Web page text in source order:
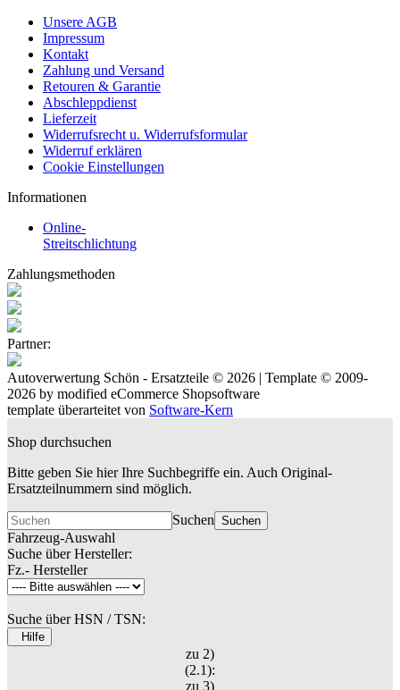
Unsere AGB
Impressum
Kontakt
Zahlung und Versand
Retouren & Garantie
Abschleppdienst
Lieferzeit
Widerrufsrecht u. Widerrufsformular
Widerruf erklären
Cookie Einstellungen
Informationen
Online-
Streitschlichtung
Zahlungsmethoden
Partner:
Autoverwertung Schön - Ersatzteile © 2026 | Template © 2009-
2026 by modified eCommerce Shopsoftware
template überarteitet von Software-Kern
Shop durchsuchen
Bitte geben Sie hier Ihre Suchbegriffe ein. Auch Original-
Ersatzteilnummern sind möglich.
Suchen Suchen
Fahrzeug-Auswahl
Suche über Hersteller:
Fz.- Hersteller
Suche über HSN / TSN:
Hilfe
zu 2)
(2.1):
zu 3)